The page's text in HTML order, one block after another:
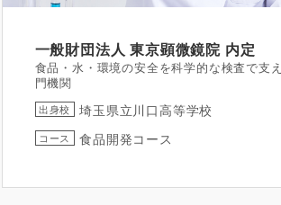
一般財団法人 東京顕微鏡院内定
食品・水・環境の安全を科学的な検査で支
門機関
出身校 埼玉県立川口高等学校
コース 食品開発コース